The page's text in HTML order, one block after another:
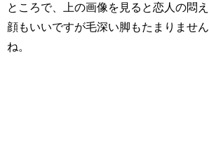
ところで、上の画像を見ると恋人の悶え
顔もいいですが毛深い脚もたまりません
ね。